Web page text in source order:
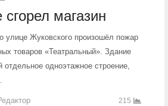
магазин
улице Жуковского произошёл пожар
товаров «Театральный». Здание
отдельное одноэтажное строение,
215